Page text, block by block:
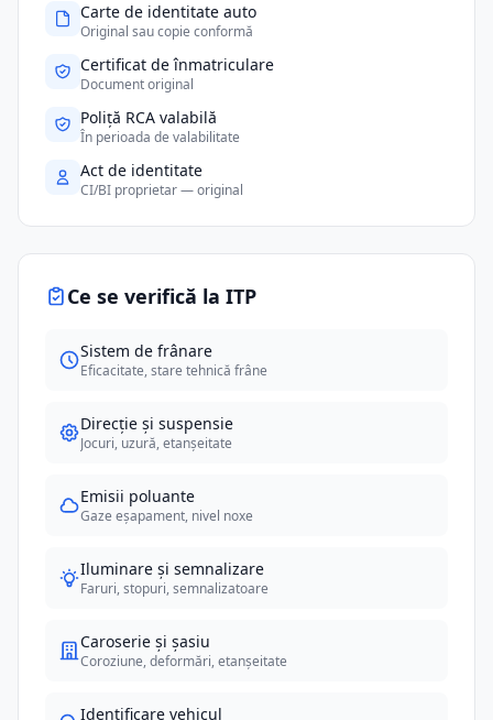
Carte de identitate auto
Original sau copie conformă
Certificat de înmatriculare
Document original
Poliță RCA valabilă
În perioada de valabilitate
Act de identitate
CI/BI proprietar — original
Ce se verifică la ITP
Sistem de frânare
Eficacitate, stare tehnică frâne
Direcție și suspensie
Jocuri, uzură, etanșeitate
Emisii poluante
Gaze eșapament, nivel noxe
Iluminare și semnalizare
Faruri, stopuri, semnalizatoare
Caroserie și șasiu
Coroziune, deformări, etanșeitate
Identificare vehicul